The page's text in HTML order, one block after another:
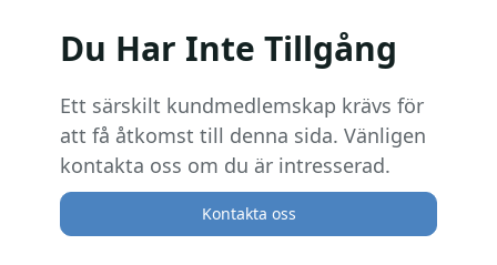
Du Har Inte Tillgång
Ett särskilt kundmedlemskap krävs för
att få åtkomst till denna sida. Vänligen
kontakta oss om du är intresserad.
Kontakta oss